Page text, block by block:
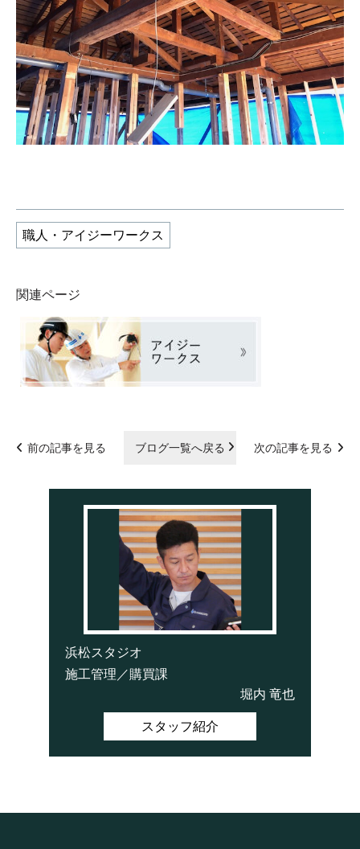
職人・アイジーワークス
関連ページ
前の記事を見る ブログ一覧へ戻る 次の記事を見る
浜松スタジオ
施工管理／購買課
堀内 竜也
スタッフ紹介